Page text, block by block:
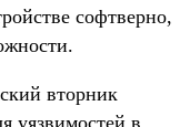
софтверно,
вторник
уязвимостей в